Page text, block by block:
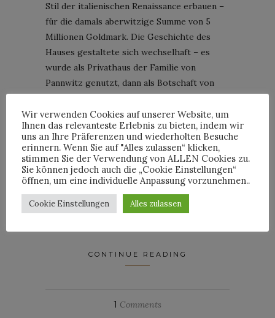
Stil der italienischen Renaissance erbauen –
für die damals aberwitzige Summe von 5
Millionen Goldmark. Die Geschichte des
Hauses gestaltete sich wechselhaft – es
wurde als Privathaus der Familie von
Pannwitz genutzt, dann als Botschaft von
seine endgültige Bestimmung bekam.
Die Jahre gingen auch am „Schlosshotel“, so
der Name der luxuriösen Herberge, nicht
spurlos vorbei und so wurde es 1991 von
Grund auf renoviert. Für das Design war
dieser Zeit im Schlosshotel traf und der sich
CONTINUE READING
1 Comments
Wir verwenden Cookies auf unserer Website, um
Ihnen das relevanteste Erlebnis zu bieten, indem wir
uns an Ihre Präferenzen und wiederholten Besuche
erinnern. Wenn Sie auf "Alles zulassen“ klicken,
stimmen Sie der Verwendung von ALLEN Cookies zu.
Sie können jedoch auch die „Cookie Einstellungen“
öffnen, um eine individuelle Anpassung vorzunehmen..
Cookie Einstellungen Alles zulassen